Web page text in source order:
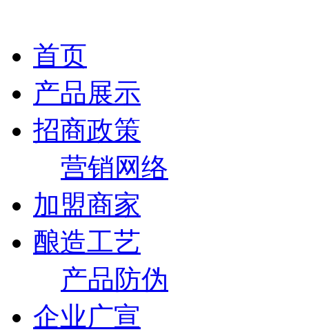
首页
产品展示
招商政策
营销网络
加盟商家
酿造工艺
产品防伪
企业广宣